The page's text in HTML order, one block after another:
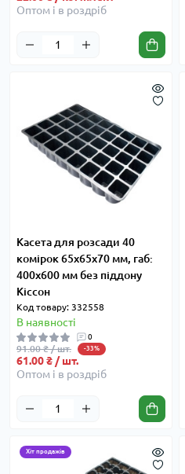
Оптом і в роздріб
Касета для розсади 40
комірок 65x65x70 мм, габ:
400x600 мм без піддону
Кіссон
Код товару: 332558
В наявності
0
91.00 ₴ / шт. -33%
61.00 ₴ / шт.
Оптом і в роздріб
Хіт продажів